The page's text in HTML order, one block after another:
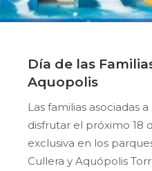
Día de las
Aquopolis
Las familias asociadas
disfrutar el próximo 18
exclusiva en los
Cullera y Aquópolis